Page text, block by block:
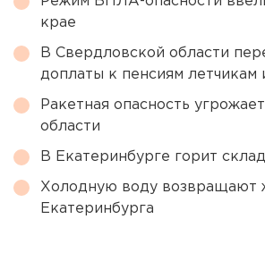
крае
В Свердловской области
доплаты к пенсиям летчикам
Ракетная опасность
области
В Екатеринбурге горит
Холодную воду возвращают
Екатеринбурга